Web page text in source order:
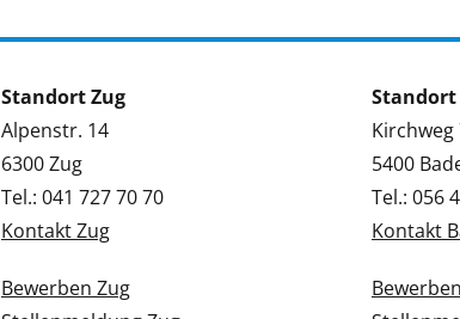
Standort Zug
Alpenstr. 14
6300 Zug
Tel.: 041 727 70 70
Kontakt Zug
Bewerben Zug
Standort
Kirchweg
5400
Tel.: 056
Kontakt